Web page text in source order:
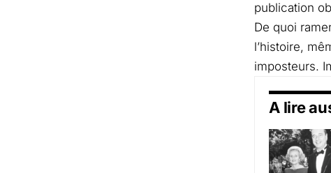
publication
De quoi
l’histoire,
imposteurs.
A lire